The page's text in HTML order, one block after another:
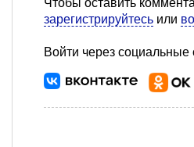
Чтобы оставить
зарегистрируйтесь или
Войти через социальные